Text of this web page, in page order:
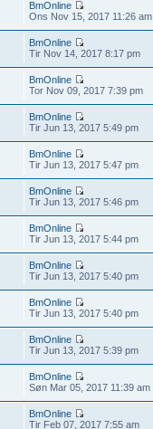
BmOnline
Ons Nov 15, 2017 11:26 am
BmOnline
Tir Nov 14, 2017 8:17 pm
BmOnline
Tor Nov 09, 2017 7:39 pm
BmOnline
Tir Jun 13, 2017 5:49 pm
BmOnline
Tir Jun 13, 2017 5:47 pm
BmOnline
Tir Jun 13, 2017 5:46 pm
BmOnline
Tir Jun 13, 2017 5:44 pm
BmOnline
Tir Jun 13, 2017 5:40 pm
BmOnline
Tir Jun 13, 2017 5:40 pm
BmOnline
Tir Jun 13, 2017 5:39 pm
BmOnline
Søn Mar 05, 2017 11:39 am
BmOnline
Tir Feb 07, 2017 7:55 am